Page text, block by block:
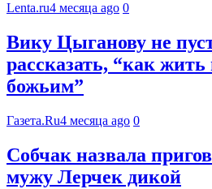
Lenta.ru4 месяца ago 0
Вику Цыганову не
рассказать, “как жить
божьим”
Газета.Ru4 месяца ago 0
Собчак назвала
мужу Лерчек дикой